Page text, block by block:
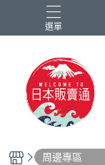
選單
Ado IDOLiSH7
周邊專區